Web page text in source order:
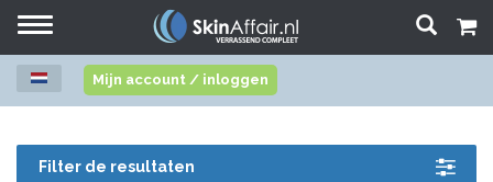
Toggle
Mijn account / inloggen
Filter de resultaten